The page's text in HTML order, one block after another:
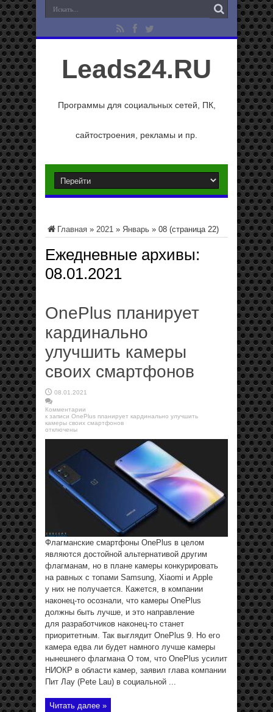
Leads24.RU
Программы для социальных сетей, ПК,
сайтостроения, рекламы и пр.
Главная » 2021 » Январь » 08 (страница 22)
Ежедневные архивы:
08.01.2021
OnePlus планирует
кардинально
улучшить камеры
своих смартфонов
08.01.2021
Комментарии
к записи OnePlus планирует кардинально улучшить
камеры своих смартфонов
отключены
Флагманские смартфоны OnePlus в целом
являются достойной альтернативой другим
флагманам, но в плане камеры конкурировать
на равных с топами Samsung, Xiaomi и Apple
у них не получается. Кажется, в компании
наконец-то осознали, что камеры OnePlus
должны быть лучше, и это направление
для разработчиков наконец-то станет
приоритетным. Так выглядит OnePlus 9. Но его
камера едва ли будет намного лучше камеры
нынешнего флагмана О том, что OnePlus усилит
НИОКР в области камер, заявил глава компании
Пит Лау (Pete Lau) в социальной ...
Читать далее »